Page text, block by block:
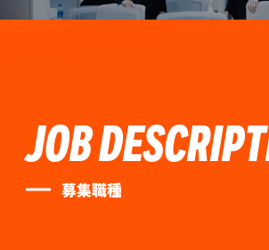
JOB
募集職種